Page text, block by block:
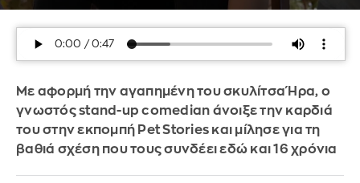
Με αφορμή την αγαπημένη του σκυλίτσα Ήρα, ο
γνωστός stand-up comedian άνοιξε την καρδιά
του στην εκπομπή Pet Stories και μίλησε για τη
βαθιά σχέση που τους συνδέει εδώ και 16 χρόνια